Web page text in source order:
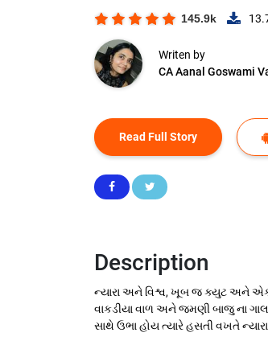
145.9k
Writen by
CA Aanal Goswami
Read Full Story
Description
ન્યારા અને વિશ્વ, ખૂબ જ ક્યુટ અને એક
વાકડીયા વાળ અને જમણી બાજુ ના ગાલ
સાથે ઉભા હોય ત્યારે હસતી વખતે